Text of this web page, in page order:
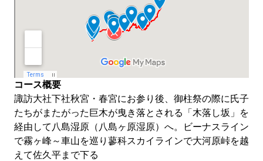
コース概要
諏訪大社下社秋宮・春宮にお参り後、御柱祭の際に氏子
たちがまたがった巨木が曳き落とされる「木落し坂」を
経由して八島湿原（八島ヶ原湿原）へ。ビーナスライン
で霧ヶ峰～車山を巡り蓼科スカイラインで大河原峠を越
えて佐久平まで下る